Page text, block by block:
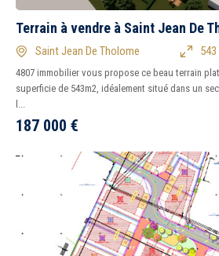
Terrain à vendre à Saint Jean De
Saint Jean De Tholome 543
4807 immobilier vous propose ce beau terrain
superficie de 543m2, idéalement situé dans un
l...
187 000 €